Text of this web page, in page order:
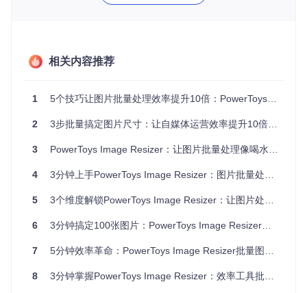
无需专业知识，无需复杂设置，任何人都能在第一次使用时快
速上手。界面设计简洁直观，所有功能一目了然，让图片处理
安全可靠：保护原始文件的智能设计
默认情况下，Image Resizer会创建调整后的副本，不会修改
式和命名规则，满足不同场景需求。
三步掌握：从安装到使用的完整流程
第一步：安装PowerToys获取Image Resizer
打开命令提示符或PowerShell
输入以下命令克隆项目：
git clone
按照项目内安装说明完成PowerToys的安装
相关内容推荐
1 5个技巧让图片批量处理效率提升10倍：PowerToys Image Resizer完全指南
2 3步批量搞定图片尺寸：让自媒体运营效率提升10倍的PowerToys Image Resizer完全指南
3 PowerToys Image Resizer：让图片批量处理像喝水一样简单
4 3分钟上手PowerToys Image Resizer：图片批量处理效率提升指南
5 3个维度解锁PowerToys Image Resizer：让图片处理效率提升80%的实战指南
6 3分钟搞定100张图片：PowerToys Image Resizer效率倍增指南
7 5分钟效率革命：PowerToys Image Resizer批量图片处理完全指南
8 3分钟掌握PowerToys Image Resizer：效率工具批量处理图片尺寸全指南